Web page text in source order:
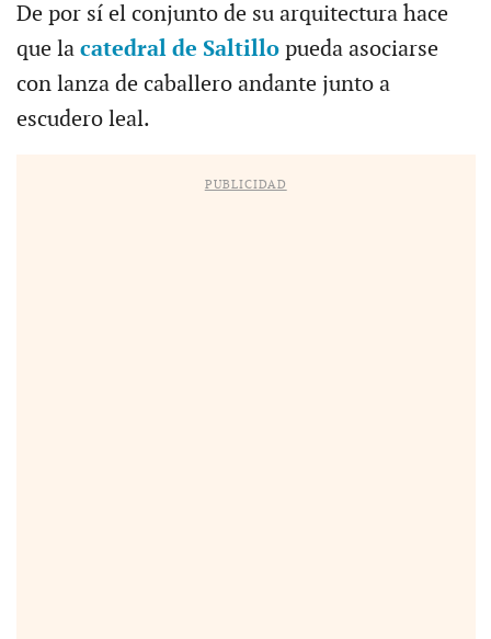
De por sí el conjunto de su arquitectura hace
que la catedral de Saltillopueda asociarse
con lanza de caballero andante junto a
escudero leal.
PUBLICIDAD